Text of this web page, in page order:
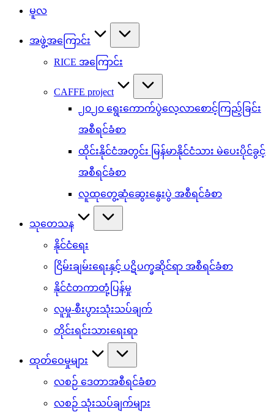
မူလ
အဖွဲ့အကြောင်း
RICE အကြောင်း
CAFFE project
၂၀၂၀ ရွေးကောက်ပွဲလေ့လာစောင့်ကြည့်ခြင်း
အစီရင်ခံစာ
ထိုင်းနိုင်ငံအတွင်း မြန်မာနိုင်ငံသား မဲပေးပိုင်ခွင့်
အစီရင်ခံစာ
လူထုတွေ့ဆုံဆွေးနွေးပွဲ အစီရင်ခံစာ
သုတေသန
နိုင်ငံရေး
ငြိမ်းချမ်းရေးနှင့် ပဋိပက္ခဆိုင်ရာ အစီရင်ခံစာ
နိုင်ငံတကာတုံ့ပြန်မှု
လူမှု-စီးပွားသုံးသပ်ချက်
တိုင်းရင်းသားရေးရာ
ထုတ်ဝေမှုများ
လစဉ် ဒေတာအစီရင်ခံစာ
လစဉ် သုံးသပ်ချက်များ